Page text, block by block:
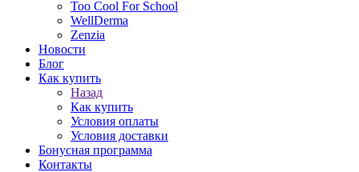
Too Cool For School
WellDerma
Zenzia
Новости
Блог
Как купить
Назад
Как купить
Условия оплаты
Условия доставки
Бонусная программа
Контакты